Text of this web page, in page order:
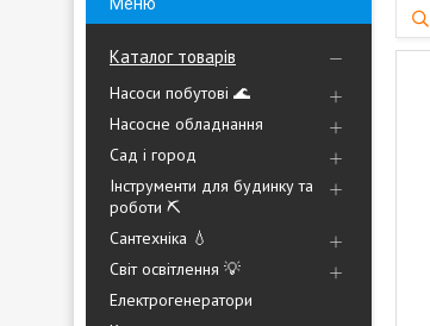
Каталог товарів
Насоси побутові 🌊
Насосне обладнання
Сад і город
Інструменти для будинку та
роботи ⛏️
Сантехніка 💧
Світ освітлення 💡
Електрогенератори